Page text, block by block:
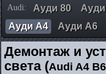
Audi: Ауди 80
Ауди А4
Ауди А6
Демонтаж и
света (Audi A4 B6